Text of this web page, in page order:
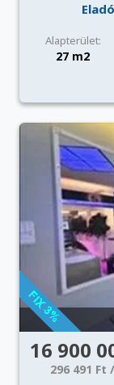
Alapterület:
27 m2
16 900
296 491 Ft